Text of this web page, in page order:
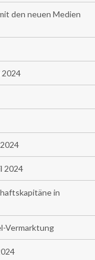
den neuen Medien
2024
2024
in
Vermarktung